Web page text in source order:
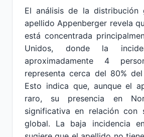
El análisis de la distribución
apellido Appenberger revela
está concentrada
Unidos, donde la
aproximadamente 4
representa cerca del 80%
Esto indica que, aunque el
raro, su presencia en
significativa en relación con
global. La baja incidencia